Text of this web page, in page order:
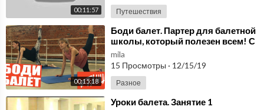
00:11:57 Путешествия
00:15:18
⁣Боди балет. Партер для балетной
школы, который полезен всем! С
чего начинать?
mila
15 Просмотры · 12/15/19
Разное
⁣Уроки балета. Занятие 1